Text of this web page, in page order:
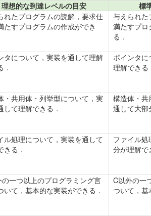
理想的な到達レベルの目安
標
れたプログラムの読解，要求仕
たすプログラムの作成ができ
与えられた
満たすプロ
る．
タについて，実装を通して理解
．
ポインタに
理解できる
・共用体・列挙型について，実
して理解できる．
構造体・共
通して大部
ル処理について，実装を通して
きる．
ファイル
分が理解で
の一つ以上のプログラミング言
いて，基本的な実装ができる．
C以外の一
ついて，基